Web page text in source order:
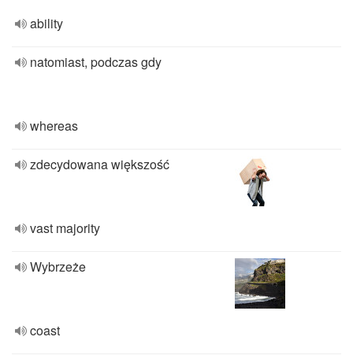
ability
natomiast, podczas gdy
whereas
zdecydowana większość
vast majority
Wybrzeże
coast